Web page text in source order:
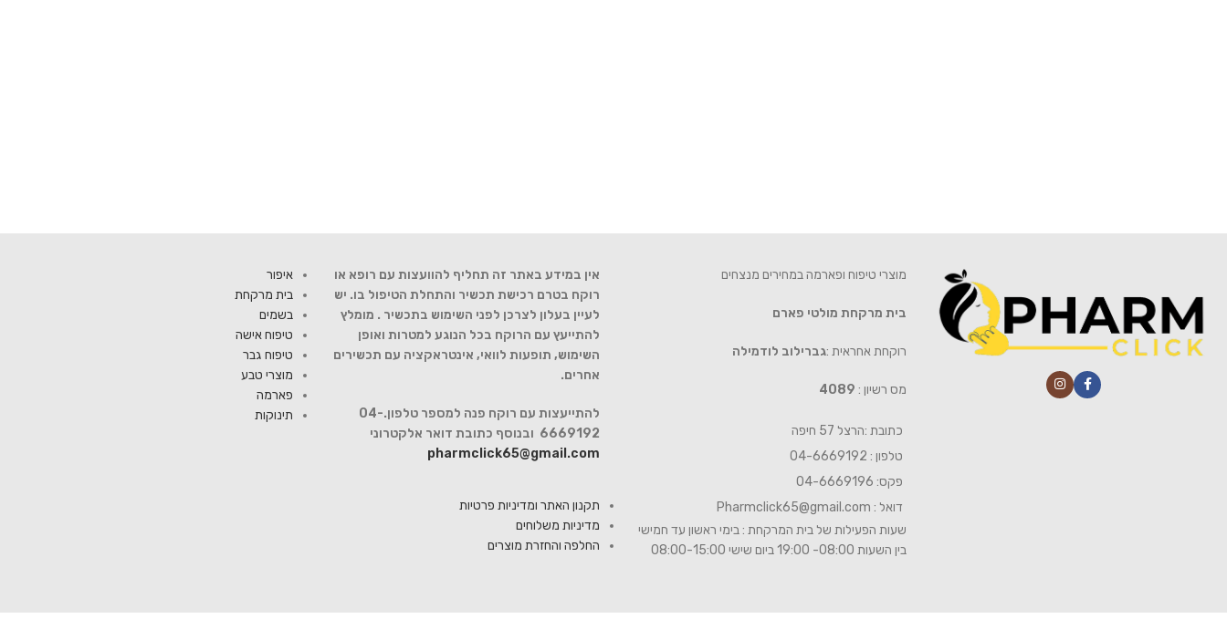
איפור
בית מרקחת
בשמים
טיפוח אישה
טיפוח גבר
מוצרי טבע
פארמה
תינוקות
אין במידע באתר זה תחליף להוועצות עם רופא או
רוקח בטרם רכישת תכשיר והתחלת הטיפול בו. יש
לעיין בעלון לצרכן לפני השימוש בתכשיר . מומלץ
להתייעץ עם הרוקח בכל הנוגע למטרות ואופן
השימוש, תופעות לוואי, אינטראקציה עם תכשירים
אחרים.
להתייעצות עם רוקח פנה למספר טלפון.04-
6669192 ובנוסף כתובת דואר אלקטרוני
pharmclick65@gmail.com
תקנון האתר ומדיניות פרטיות
מדיניות משלוחים
החלפה והחזרת מוצרים
מוצרי טיפוח ופארמה במחירים מנצחים
בית מרקחת מולטי פארם
רוקחת אחראית :גברילוב לודמילה
מס רשיון : 4089
כתובת :הרצל 57 חיפה
טלפון : 04-6669192
פקס: 04-6669196
דואל : Pharmclick65@gmail.com
שעות הפעילות של בית המרקחת : בימי ראשון עד חמישי
בין השעות 08:00- 19:00 ביום שישי 08:00-15:00